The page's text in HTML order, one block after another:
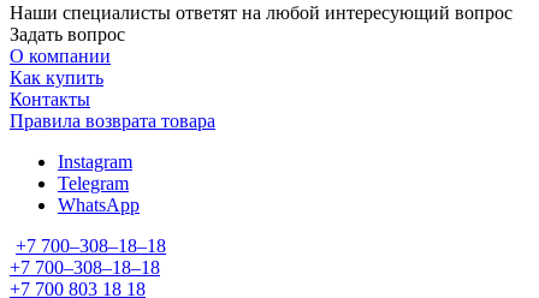
Наши специалисты ответят на любой интересующий вопрос
Задать вопрос
О компании
Как купить
Контакты
Правила возврата товара
Instagram
Telegram
WhatsApp
+7 700‒308‒18‒18
+7 700‒308‒18‒18
+7 700 803 18 18